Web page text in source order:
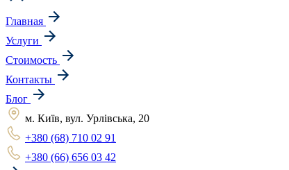
Главная
Услуги
Стоимость
Контакты
Блог
м. Київ, вул. Урлівська, 20
+380 (68) 710 02 91
+380 (66) 656 03 42